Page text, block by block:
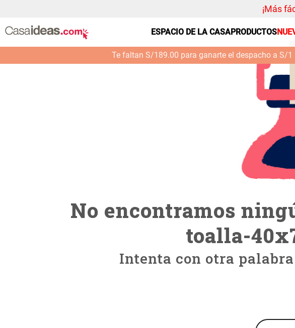
¡Más
ESPACIO DE LA CASAPRODUCTOS
Te faltan S/189.00 para ganarte el despacho a S/1
No encontramos
toalla-
Intenta con otra
Cojin
Alfombra
Niños
Mantel
Sabanas
Platos
Cortinas